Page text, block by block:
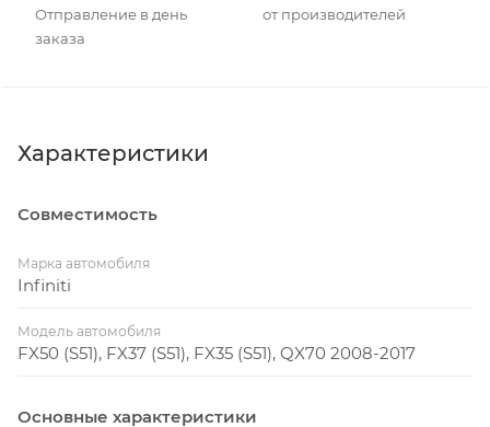
Отправление в день
заказа
от производителей
Характеристики
Совместимость
Марка автомобиля
Infiniti
Модель автомобиля
FX50 (S51), FX37 (S51), FX35 (S51), QX70 2008-2017
Основные характеристики